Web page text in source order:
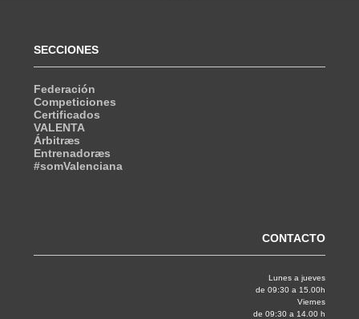
SECCIONES
Federación
Competiciones
Certificados
VALENTA
Árbitræs
Entrenadoræs
#somValenciana
CONTACTO
Lunes a jueves
de 09:30 a 15.00h
Viernes
de 09:30 a 14.00 h